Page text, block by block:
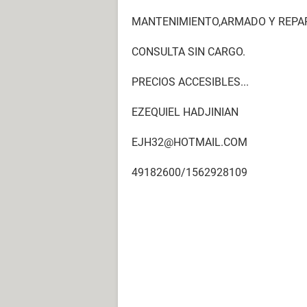
MANTENIMIENTO,ARMADO Y
CONSULTA SIN CARGO.
PRECIOS ACCESIBLES...
EZEQUIEL HADJINIAN
EJH32@HOTMAIL.COM
49182600/1562928109